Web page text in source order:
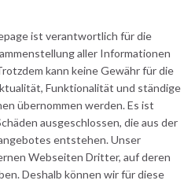
ist verantwortlich für die
aller Informationen
kann keine Gewähr für die
Funktionalität und ständige
übernommen werden. Es ist
ausgeschlossen, die aus der
entstehen. Unser
Webseiten Dritter, auf deren
Deshalb können wir für diese